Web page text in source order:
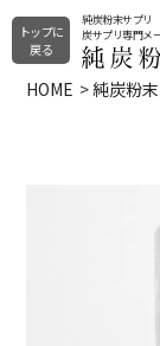
トップに
戻る
純炭粉末サプリ
炭サプリ専門メ
HOME 純炭粉